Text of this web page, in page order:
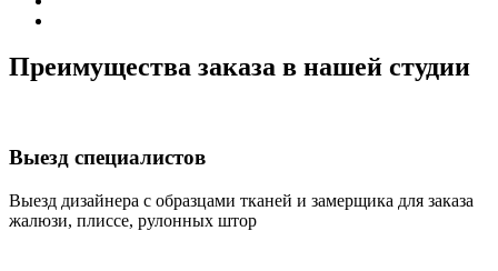
Преимущества заказа в нашей студии
Выезд специалистов
Bыезд дизайнера с образцами тканей и замерщика для заказа
жалюзи, плиссе, рулонных штор